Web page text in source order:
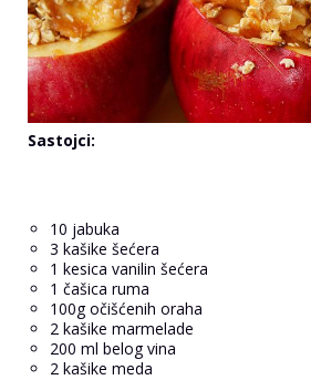
Sastojci:
10 jabuka
3 kašike šećera
1 kesica vanilin šećera
1 čašica ruma
100g očišćenih oraha
2 kašike marmelade
200 ml belog vina
2 kašike meda